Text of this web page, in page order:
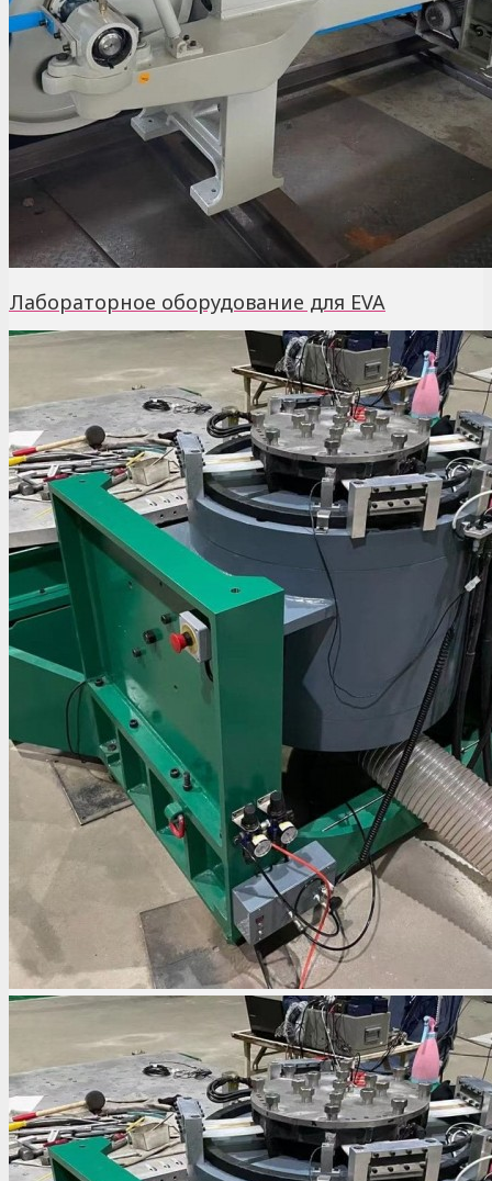
Лабораторное оборудование для EVA